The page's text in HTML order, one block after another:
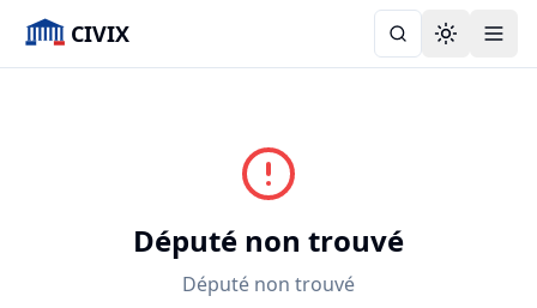
CIVIX Toggle
Député non trouvé
Député non trouvé